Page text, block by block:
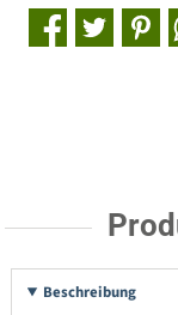
Beschreibung